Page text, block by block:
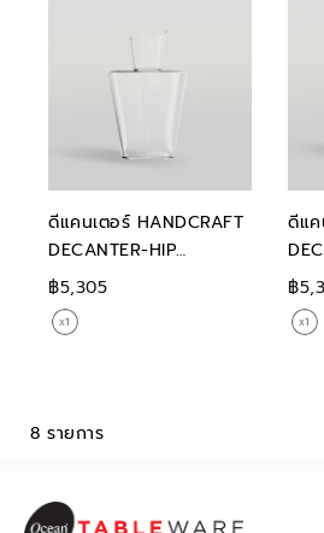
ดีแคนเตอร์ HANDCRAFT
DECANTER-HIP
DECANTER 750 ml
฿5,305
ดีแค
฿
8 รายการ